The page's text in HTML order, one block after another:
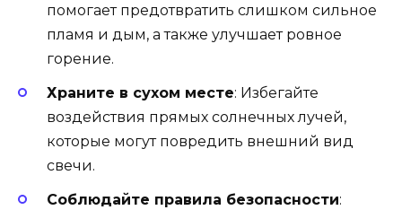
помогает предотвратить слишком сильное
пламя и дым, а также улучшает ровное
горение.
Храните в сухом месте: Избегайте
воздействия прямых солнечных лучей,
которые могут повредить внешний вид
свечи.
Соблюдайте правила безопасности: